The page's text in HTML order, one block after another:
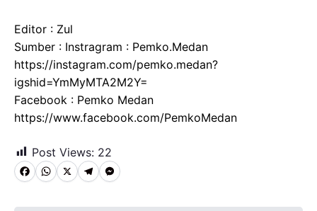
Editor : Zul
Sumber : Instragram : Pemko.Medan
https://instagram.com/pemko.medan?
igshid=YmMyMTA2M2Y=
Facebook : Pemko Medan
https://www.facebook.com/PemkoMedan
Post Views: 22
F WX T M